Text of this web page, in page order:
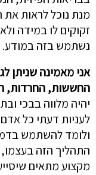
מנת נוכל לראות את
זקוקים לו במידה
נשתמש בזה במודע.
אני מאמינה שניתן
החששות, החרדות,
יהיה מלווה בבכי
לעניות דעתי כל
ולומד להשתמש
התהליך הזה בעצמו,
מקצוע מתאים